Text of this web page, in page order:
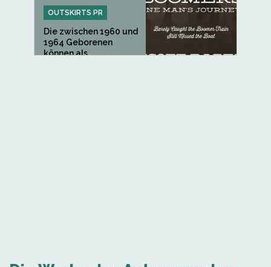
OUTSKIRTS PR
Die zwischen 1960 und
1964 Geborenen
können als...